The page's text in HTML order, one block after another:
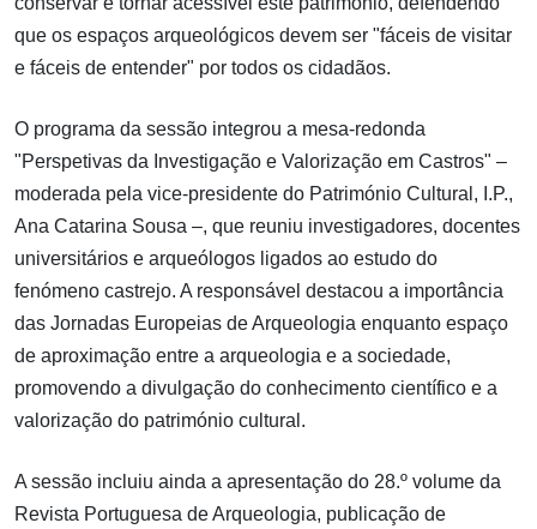
que os espaços arqueológicos devem ser "fáceis de visitar
e fáceis de entender" por todos os cidadãos.
O programa da sessão integrou a mesa-redonda
"Perspetivas da Investigação e Valorização em Castros" –
moderada pela vice-presidente do Património Cultural, I.P.,
Ana Catarina Sousa –, que reuniu investigadores, docentes
universitários e arqueólogos ligados ao estudo do
fenómeno castrejo. A responsável destacou a importância
das Jornadas Europeias de Arqueologia enquanto espaço
de aproximação entre a arqueologia e a sociedade,
promovendo a divulgação do conhecimento científico e a
valorização do património cultural.
A sessão incluiu ainda a apresentação do 28.º volume da
Revista Portuguesa de Arqueologia, publicação de